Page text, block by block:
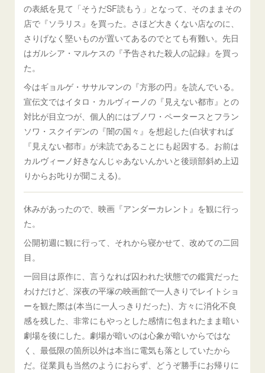
の表紙を見て「そうだSF読もう」となって、そのままその
店で『ソラリス』を買った。さほど大きくない店なのに、
さりげなく堅いものが置いてあるのでとても有難い。先日
はガルシア・マルケスの『予告された殺人の記録』を買っ
た。
今はギョルゲ・ササルマンの『方形の円』を読んでいる。
宣伝文ではイタロ・カルヴィーノの『見えない都市』との
対比が目立つが、個人的にはブノワ・ペータースとフラン
ソワ・スクイデンの『闇の国々』を想起した(白状すれば
『見えない都市』が未読であることにも起因する。お前は
カルヴィーノ好きなんじゃあないんかいと後頭部斜め上辺
りからお𠮟りが聞こえる)。
休みがあったので、映画『アンダーカレント』を観に行っ
た。
公開初週に観に行って、それから寝かせて、改めての二回
目。
一回目は原作に、言うなれば囚われた状態での鑑賞だった
わけだけど、深夜の平塚の映画館で一人きりでレイトショ
ーを観た際は(本当に一人っきりだった)、方々に消化不良
感を残した、非常にもやっとした感情に包まれたまま暗い
劇場を後にした。劇場が暗いのは心象が暗いからではな
く、最低限の箇所以外は本当に電気も落としていたから
だ。従業員も当然のようにおらず、どうぞ勝手にお帰りに